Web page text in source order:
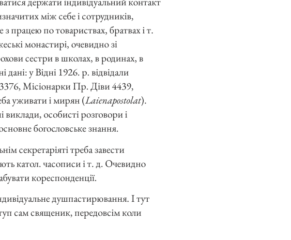
між себе і сотрудників,
працею по товариствах, братвах і т.
монастирі, очевидно зі
сестри в школах, в родинах, в
дані: у Відні 1926. р. відвідали
Місіонарки Пр. Діви 4439,
уживати і мирян (Laienapostolat).
виклади, особисті розговори і
богословське знання.
секретаріяті треба завести
катол. часописи і т. д. Очевидно
кореспонденції.
душпастирювання. І тут
сам священик, передовсім коли